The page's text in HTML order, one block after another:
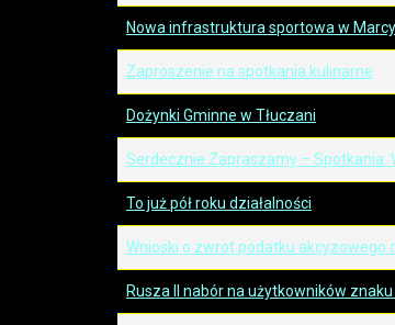
Nowa infrastruktura sportowa w
Zaproszenie na spotkania kulinarne
Dożynki Gminne w Tłuczani
Serdecznie Zapraszamy – Spotkania:
To już pół roku działalności
Wnioski o zwrot podatku akcyzowego
Rusza II nabór na użytkowników